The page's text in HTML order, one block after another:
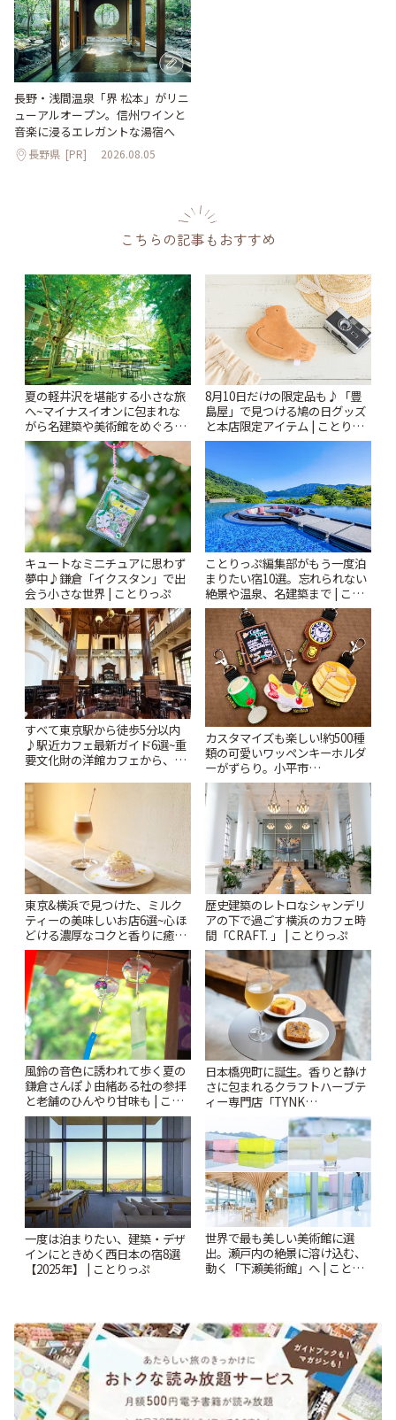
長野・浅間温泉「界 松本」がリニ
ューアルオープン。信州ワインと
音楽に浸るエレガントな湯宿へ
長野県 [PR] 2026.08.05
こちらの記事もおすすめ
夏の軽井沢を堪能する小さな旅
へ~マイナスイオンに包まれな
がら名建築や美術館をめぐろう
~ | ことりっぷ
8月10日だけの限定品も♪「豊
島屋」で見つける鳩の日グッズ
と本店限定アイテム | ことりっ
ぷ
キュートなミニチュアに思わず
夢中♪鎌倉「イクスタン」で出
会う小さな世界 | ことりっぷ
ことりっぷ編集部がもう一度泊
まりたい宿10選。忘れられない
絶景や温泉、名建築まで | こと
りっぷ
すべて東京駅から徒歩5分以内
♪駅近カフェ最新ガイド6選~重
要文化財の洋館カフェから、改
りっぷ
カスタマイズも楽しい!約500種
類の可愛いワッペンキーホルダ
ーがずらり。小平市
「Kimamaya T&K」 | ことりっ
ぷ
東京&横浜で見つけた、ミルク
ティーの美味しいお店6選~心ほ
どける濃厚なコクと香りに癒や
されるティータイム~ | ことりっ
ぷ
歴史建築のレトロなシャンデリ
アの下で過ごす横浜のカフェ時
間「CRAFT. 」 | ことりっぷ
風鈴の音色に誘われて歩く夏の
鎌倉さんぽ♪由緒ある社の参拝
と老舗のひんやり甘味も | こと
りっぷ
日本橋兜町に誕生。香りと静け
さに包まれるクラフトハーブテ
ィー専門店「TYNK
Kabutocho」 | ことりっぷ
一度は泊まりたい、建築・デザ
インにときめく西日本の宿8選
【2025年】 | ことりっぷ
世界で最も美しい美術館に選
出。瀬戸内の絶景に溶け込む、
動く「下瀬美術館」へ | ことり